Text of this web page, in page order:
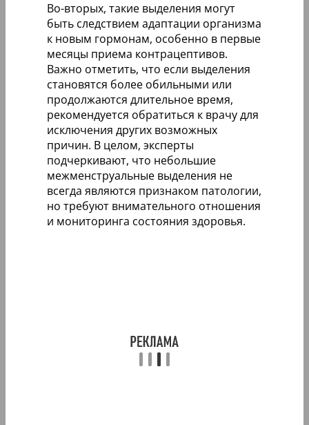
Во-вторых, такие выделения могут
быть следствием адаптации организма
к новым гормонам, особенно в первые
месяцы приема контрацептивов.
Важно отметить, что если выделения
становятся более обильными или
продолжаются длительное время,
рекомендуется обратиться к врачу для
исключения других возможных
причин. В целом, эксперты
подчеркивают, что небольшие
межменструальные выделения не
всегда являются признаком патологии,
но требуют внимательного отношения
и мониторинга состояния здоровья.